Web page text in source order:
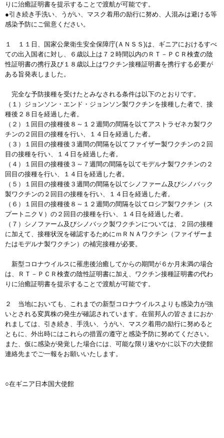
りに治癒証明書を提示することで渡航が可能です。
●引き続き手洗い、うがい、マスク着用の励行に努め、人混みは避ける等
感染予防にご留意ください。
１ １１日、国家公衆衛生安全保障庁(ＡＮＳＳ)は、ギニアにおけるすべ
ての出入国者に対し、６歳以上は７２時間以内のＲＴ－ＰＣＲ検査の陰
性証明書の携行及び１８歳以上はワクチン接種証明書を携行する必要が
ある旨発表しました。
完全な予防接種を受けたとみなされる条件は以下のとおりです。
（１）ジョンソン・エンド・ジョンソン製ワクチンを接種した者で、接
種後２８日を経過した者。
（２）１回目の接種後８～１２週間の間隔を以てアストラゼネカ製ワク
チンの２回目の接種を行い、１４日を経過した者。
（３）１回目の接種後３週間の間隔を以てファイザー製ワクチンの２回
目の接種を行い、１４日を経過した者。
（４）１回目の接種後３～７週間の間隔を以てモデルナ製ワクチンの２
回目の接種を行い、１４日を経過した者。
（５）１回目の接種後３週間の間隔を以てシノファーム及びシノバック
製ワクチンの２回目の接種を行い、１４日を経過した者。
（６）１回目の接種後８～１２週間の間隔を以てロシア製ワクチン（ス
プートニクＶ）の２回目の接種を行い、１４日を経過した者。
（７）シノファーム及びシノバック製ワクチンについては、２回の接種
に加えて、接種状況を確認するためにｍＲＮＡワクチン（ファイザーま
たはモデルナ製ワクチン）の補完接種が必要。
新型コロナウイルスに罹患後治癒してからの期間が６か月未満の場合
は、ＲＴ－ＰＣＲ検査の陰性証明書に加え、ワクチン接種証明書の代わ
りに治癒証明書を提示することで渡航が可能です。
２ 当地においても、これまでの新型コロナウイルスよりも感染力が強
いとされる変異株の発生が確認されています。在留邦人の皆さまにおか
れましては、引き続き、手洗い、うがい、マスク着用の励行に努めると
ともに、外出時にはこれらの措置の遵守と感染予防に努めてください。
また、仮に感染が発覚した場合には、可能な限り速やかに以下の大使館
連絡先までご一報をお願いいたします。
○在ギニア日本国大使館